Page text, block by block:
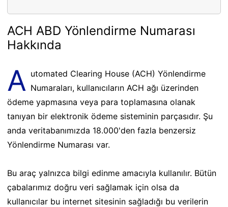
ACH ABD Yönlendirme Numarası
Hakkında
A utomated Clearing House (ACH) Yönlendirme
Numaraları, kullanıcıların ACH ağı üzerinden
ödeme yapmasına veya para toplamasına olanak
tanıyan bir elektronik ödeme sisteminin parçasıdır. Şu
anda veritabanımızda 18.000'den fazla benzersiz
Yönlendirme Numarası var.
Bu araç yalnızca bilgi edinme amacıyla kullanılır. Bütün
çabalarımız doğru veri sağlamak için olsa da
kullanıcılar bu internet sitesinin sağladığı bu verilerin